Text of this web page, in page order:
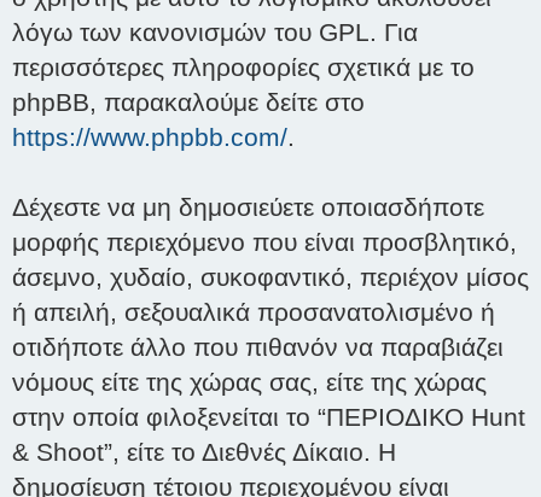
λόγω των κανονισμών του GPL. Για
περισσότερες πληροφορίες σχετικά με το
phpBB, παρακαλούμε δείτε στο
https://www.phpbb.com/.
Δέχεστε να μη δημοσιεύετε οποιασδήποτε
μορφής περιεχόμενο που είναι προσβλητικό,
άσεμνο, χυδαίο, συκοφαντικό, περιέχον μίσος
ή απειλή, σεξουαλικά προσανατολισμένο ή
οτιδήποτε άλλο που πιθανόν να παραβιάζει
νόμους είτε της χώρας σας, είτε της χώρας
στην οποία φιλοξενείται το “ΠΕΡΙΟΔΙΚΟ Hunt
& Shoot”, είτε το Διεθνές Δίκαιο. Η
δημοσίευση τέτοιου περιεχομένου είναι